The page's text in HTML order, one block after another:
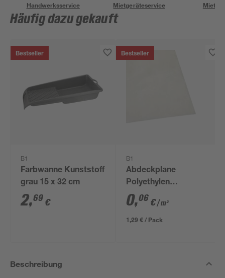
Handwerksservice Mietgeräteservice
Häufig dazu gekauft
Bestseller
B1
Farbwanne Kunststoff
grau 15 x 32 cm
2,69 €
Bestseller
B1
Abdeckplane
Polyethylen
transparent 4 x 5 m
0,06 €/ m²
1,29 € / Pack
Beschreibung